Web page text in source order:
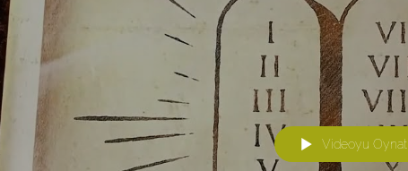
Videoyu Oynat